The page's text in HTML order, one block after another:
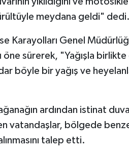
meydana geldi" dedi.
Karayolları Genel
öne sürerek, "Yağışla
böyle bir yağış ve
ardından istinat
vatandaşlar, bölgede
talep etti.